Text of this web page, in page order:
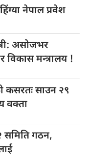
नेपाल प्रवेश
असोजभर
विकास मन्त्रालय !
कसरतः साउन २९
वक्ता
समिति गठन,